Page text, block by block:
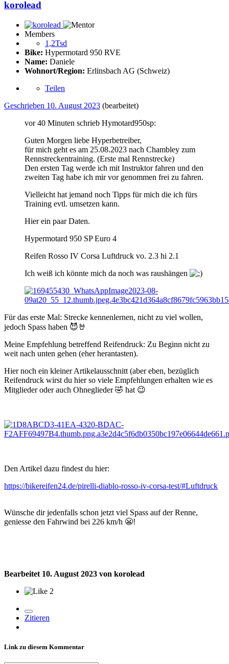
korolead
Members
1,2Tsd
Bike: Hypermotard 950 RVE
Name: Daniele
Wohnort/Region: Erlinsbach AG (Schweiz)
Teilen
Geschrieben 10. August 2023 (bearbeitet)
vor 40 Minuten schrieb Hymotard950sp:
Guten Morgen liebe Hyperbetreiber,
für mich geht es am 25.08.2023 nach Chambley zum
Rennstreckentraining. (Erste mal Rennstrecke)
Den ersten Tag werde ich mit Instruktor fahren und den
zweiten Tag habe ich mir vor genommen frei zu fahren.
Vielleicht hat jemand noch Tipps für mich die ich fürs
Training evtl. umsetzen kann.
Hier ein paar Daten.
Hypermotard 950 SP Euro 4
Reifen Rosso IV Corsa Luftdruck vo. 2.3 hi 2.1
Ich weiß ich könnte mich da noch was raushängen
Für das erste Mal: Strecke kennenlernen, nicht zu viel wollen,
jedoch Spass haben 😈 🤘
Meine Empfehlung betreffend Reifendruck: Zu Beginn nicht zu
weit nach unten gehen (eher herantasten).
Hier noch ein kleiner Artikelausschnitt (aber eben, bezüglich
Reifendruck wirst du hier so viele Empfehlungen erhalten wie es
Mitglieder oder auch Ohneglieder🤣 hat 😉
Den Artikel dazu findest du hier:
https://bikereifen24.de/pirelli-diablo-rosso-iv-corsa-test/#Luftdruck
Wünsche dir jedenfalls schon jetzt viel Spass auf der Renne,
geniesse den Fahrwind bei 226 km/h 😬!
Bearbeitet 10. August 2023 von korolead
2
Zitieren
Link zu diesem Kommentar